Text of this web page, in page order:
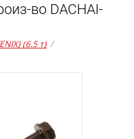
во DACHAI-
(6.5 т) /